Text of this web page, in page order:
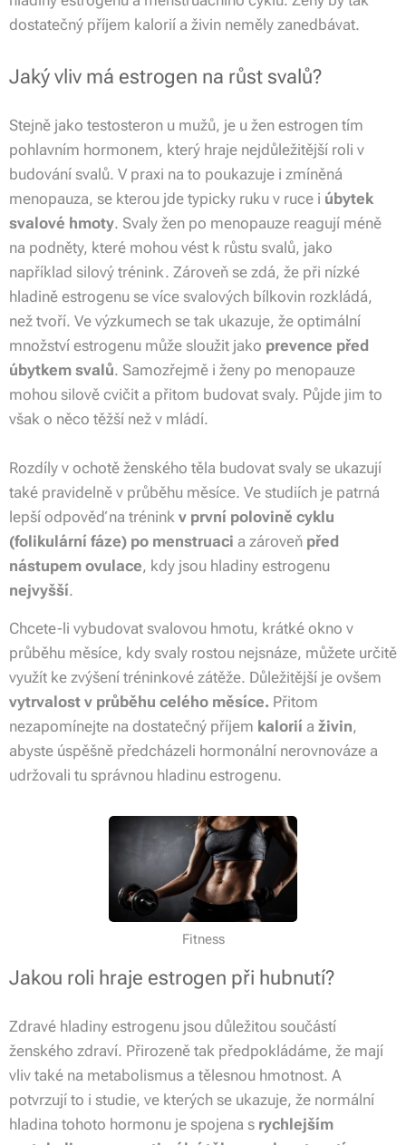
dostatečný příjem kalorií a živin neměly zanedbávat.
Jaký vliv má estrogen na růst svalů?
Stejně jako testosteron u mužů, je u žen estrogen tím
pohlavním hormonem, který hraje nejdůležitější roli v
budování svalů. V praxi na to poukazuje i zmíněná
menopauza, se kterou jde typicky ruku v ruce i úbytek
svalové hmoty. Svaly žen po menopauze reagují méně
na podněty, které mohou vést k růstu svalů, jako
například silový trénink. Zároveň se zdá, že při nízké
hladině estrogenu se více svalových bílkovin rozkládá,
než tvoří. Ve výzkumech se tak ukazuje, že optimální
množství estrogenu může sloužit jako prevence před
úbytkem svalů. Samozřejmě i ženy po menopauze
mohou silově cvičit a přitom budovat svaly. Půjde jim to
však o něco těžší než v mládí.
Rozdíly v ochotě ženského těla budovat svaly se ukazují
také pravidelně v průběhu měsíce. Ve studiích je patrná
lepší odpověď na trénink v první polovině cyklu
(folikulární fáze) po menstruaci a zároveň před
nástupem ovulace, kdy jsou hladiny estrogenu
nejvyšší.
Chcete-li vybudovat svalovou hmotu, krátké okno v
průběhu měsíce, kdy svaly rostou nejsnáze, můžete určitě
využít ke zvýšení tréninkové zátěže. Důležitější je ovšem
vytrvalost v průběhu celého měsíce. Přitom
nezapomínejte na dostatečný příjem kalorií a živin,
abyste úspěšně předcházeli hormonální nerovnováze a
udržovali tu správnou hladinu estrogenu.
Fitness
Jakou roli hraje estrogen při hubnutí?
Zdravé hladiny estrogenu jsou důležitou součástí
ženského zdraví. Přirozeně tak předpokládáme, že mají
vliv také na metabolismus a tělesnou hmotnost. A
potvrzují to i studie, ve kterých se ukazuje, že normální
hladina tohoto hormonu je spojena s rychlejším